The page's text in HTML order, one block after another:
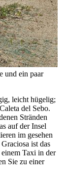
und ein paar
leicht hügelig;
Caleta del Sebo.
Stränden
auf der Insel
im gesehen
ist das
Taxi in der
Sie zu einer